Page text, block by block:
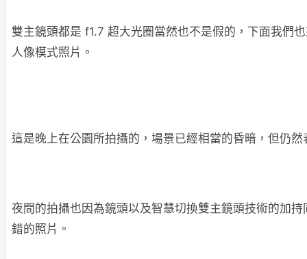
雙主鏡頭都是 f1.7 超大光圈當然也不是假的，下面我們
人像模式照片。
這是晚上在公園所拍攝的，場景已經相當的昏暗，但仍然
夜間的拍攝也因為鏡頭以及智慧切換雙主鏡頭技術的加持
錯的照片。